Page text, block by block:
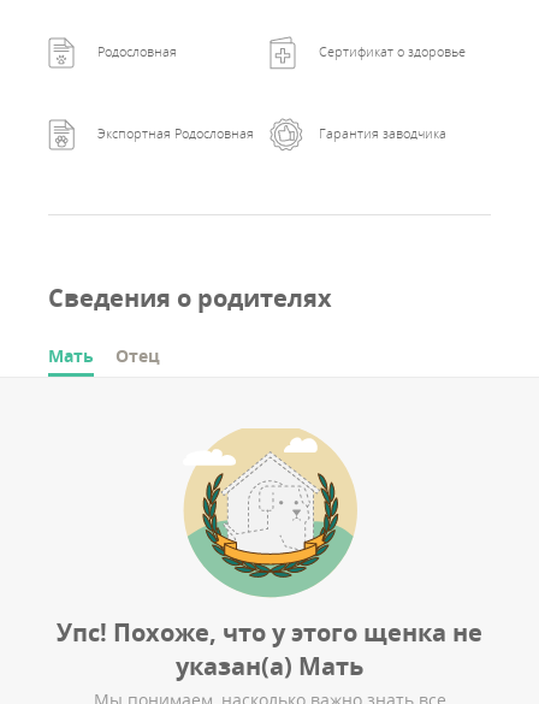
Родословная Сертификат о здоровье
Экспортная Родословная Гарантия заводчика
Сведения о родителях
Мать Отец
Упс! Похоже, что у этого щенка не
указан(а) Мать